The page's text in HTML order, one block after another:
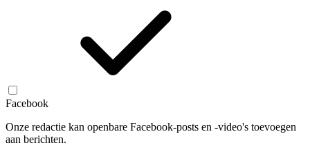
Facebook
Onze redactie kan openbare Facebook-posts en -video's toevoegen
aan berichten.